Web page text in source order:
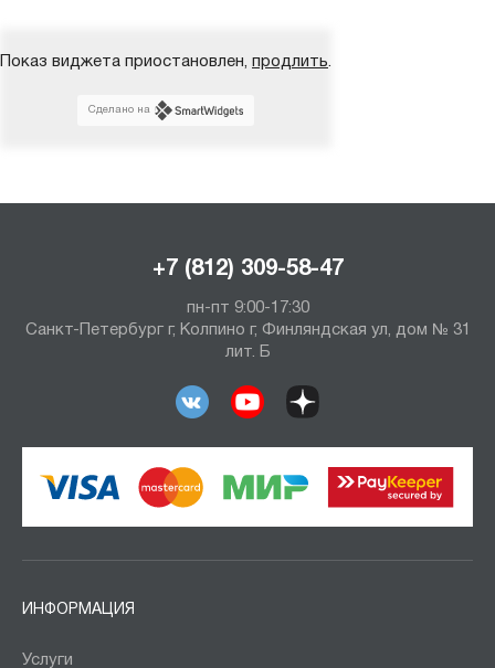
Показ виджета приостановлен, продлить.
Сделано на
+7 (812) 309-58-47
пн-пт 9:00-17:30
Санкт-Петербург г, Колпино г, Финляндская ул, дом № 31
лит. Б
ИНФОРМАЦИЯ
Услуги